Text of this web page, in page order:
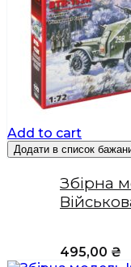
Add to cart
Додати в список
Збірна
495,00 ₴